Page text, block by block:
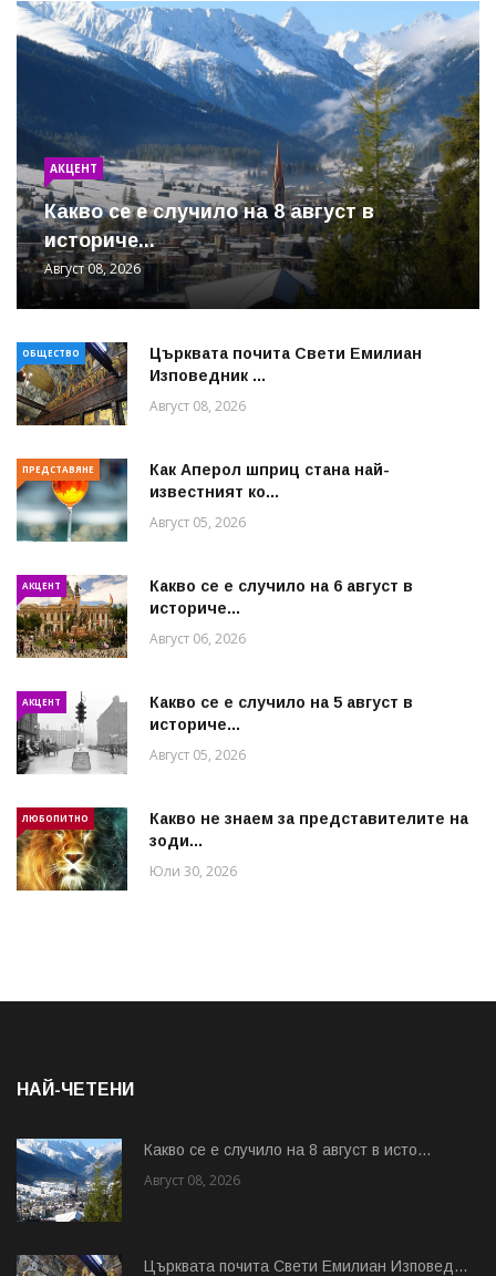
АКЦЕНТ
Какво се е случило на 8 август в
историче...
Август 08, 2026
ОБЩЕСТВО
Църквата почита Свeти Емилиан
Изповедник ...
Август 08, 2026
ПРЕДСТАВЯНЕ
Как Аперол шприц стана най-
известният ко...
Август 05, 2026
АКЦЕНТ
Какво се е случило на 6 август в
историче...
Август 06, 2026
АКЦЕНТ
Какво се е случило на 5 август в
историче...
Август 05, 2026
ЛЮБОПИТНО
Какво не знаем за представителите на
зоди...
Юли 30, 2026
НАЙ-ЧЕТЕНИ
Какво се е случило на 8 август в исто...
Август 08, 2026
Църквата почита Свeти Емилиан Изповед...